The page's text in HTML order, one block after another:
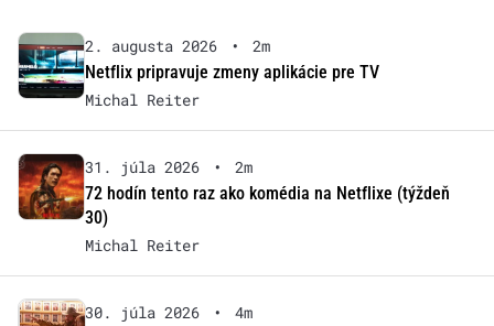
2. augusta 2026 •
2m
Netflix pripravuje zmeny aplikácie pre TV
Michal Reiter
31. júla 2026 •
2m
72 hodín tento raz ako komédia na Netflixe (týždeň
30)
Michal Reiter
30. júla 2026 •
4m